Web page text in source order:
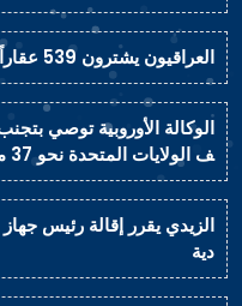
العراقيون يشترون 539 عقاراً في تركيا خلال 6 أشهر
الوكالة الأوروبية توصي
ف الولايات المتحدة نحو 37 مليار دولار
الزيدي يقرر إقالة رئيس
دية